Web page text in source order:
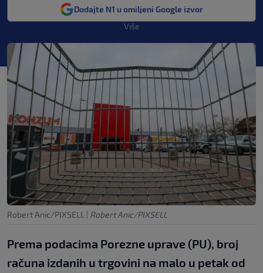
Dodajte N1 u omiljeni Google izvor
Više
Robert Anic/PIXSELL | Robert Anic/PIXSELL
Prema podacima Porezne uprave (PU), broj
računa izdanih u trgovini na malo u petak od